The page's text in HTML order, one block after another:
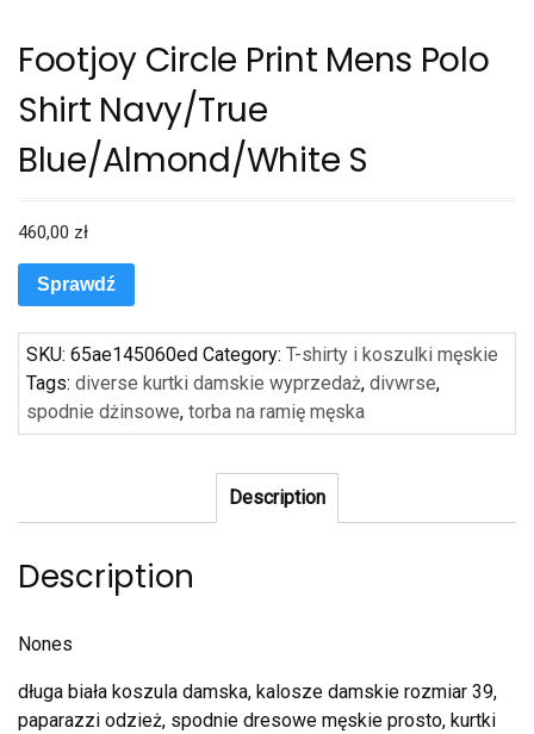
Footjoy Circle Print Mens Polo
Shirt Navy/True
Blue/Almond/White S
460,00 zł
Sprawdź
SKU: 65ae145060ed Category: T-shirty i koszulki męskie
Tags: diverse kurtki damskie wyprzedaż, divwrse,
spodnie dżinsowe, torba na ramię męska
Description
Description
Nones
długa biała koszula damska, kalosze damskie rozmiar 39,
paparazzi odzież, spodnie dresowe męskie prosto, kurtki